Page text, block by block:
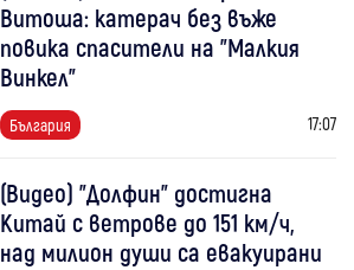
Витоша: катерач без въже
повика спасители на "Малкия
Винкел"
България 17:07
(Видео) "Долфин" достигна
Китай с ветрове до 151 км/ч,
над милион души са евакуирани